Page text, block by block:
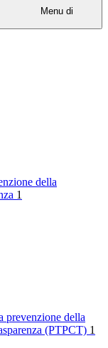
Menu di
della
1
prevenzione della
(PTPCT) 1